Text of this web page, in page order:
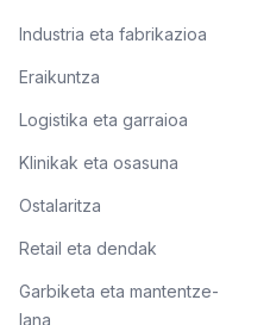
Industria eta fabrikazioa
Eraikuntza
Logistika eta garraioa
Klinikak eta osasuna
Ostalaritza
Retail eta dendak
Garbiketa eta mantentze-
lana